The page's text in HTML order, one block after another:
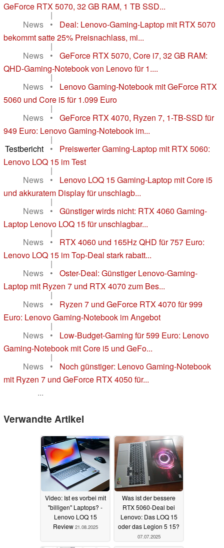
GeForce RTX 5070, 32 GB RAM, 1 TB SSD...
|
News
•
Deal: Lenovo-Gaming-Laptop mit RTX 5070
bekommt satte 25% Preisnachlass, mi...
|
News
•
GeForce RTX 5070, Core i7, 32 GB RAM:
QHD-Gaming-Notebook von Lenovo für 1....
|
News
•
Lenovo Gaming-Notebook mit GeForce RTX
5060 und Core i5 für 1.099 Euro
|
News
•
GeForce RTX 4070, Ryzen 7, 1-TB-SSD für
949 Euro: Lenovo Gaming-Notebook im...
|
Testbericht
•
Preiswerter Gaming-Laptop mit RTX 5060:
Lenovo LOQ 15 im Test
|
News
•
Lenovo LOQ 15 Gaming-Laptop mit Core i5
und akkuratem Display für unschlagb...
|
News
•
Günstiger wirds nicht: RTX 4060 Gaming-
Laptop Lenovo LOQ 15 für unschlagbar...
|
News
•
RTX 4060 und 165Hz QHD für 757 Euro:
Lenovo LOQ 15 im Top-Deal stark rabatt...
|
News
•
Oster-Deal: Günstiger Lenovo-Gaming-
Laptop mit Ryzen 7 und RTX 4070 zum Bes...
|
News
•
Ryzen 7 und GeForce RTX 4070 für 999
Euro: Lenovo Gaming-Notebook im Angebot
|
News
•
Low-Budget-Gaming für 599 Euro: Lenovo
Gaming-Notebook mit Core i5 und GeFo...
|
News
•
Noch günstiger: Lenovo Gaming-Notebook
mit Ryzen 7 und GeForce RTX 4050 für...
...
Verwandte Artikel
Video: Ist es vorbei mit
"billigen" Laptops? -
Lenovo LOQ 15
Review 21.08.2025
Was ist der bessere
RTX 5060-Deal bei
Lenovo: Das LOQ 15
oder das Legion 5 15?
07.07.2025